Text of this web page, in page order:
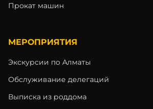
Прокат машин
МЕРОПРИЯТИЯ
Экскурсии по Алматы
Обслуживание делегаций
Выписка из роддома